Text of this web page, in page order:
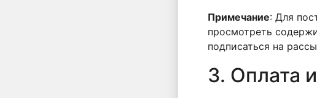
Примечание: Для
просмотреть
подписаться на
3. Оплата